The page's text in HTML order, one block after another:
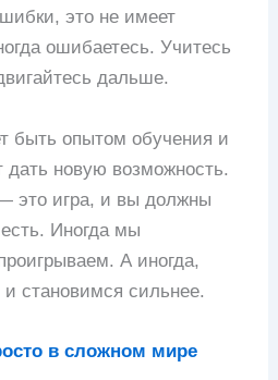
это не имеет
ошибаетесь. Учитесь
дальше.
быть опытом обучения и
новую возможность.
это игра, и вы должны
Иногда мы
А иногда,
становимся сильнее.
в сложном мире